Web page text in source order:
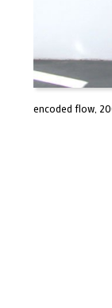
encoded flow,